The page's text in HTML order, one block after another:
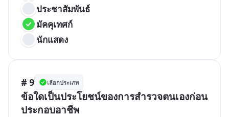
ประชาสัมพันธ์
มัคคุเทศก์
นักแสดง
# 9 เลือกประเภท
ข้อใดเป็นประโยชน์ของการสำรวจตนเองก่อน
ประกอบอาชีพ